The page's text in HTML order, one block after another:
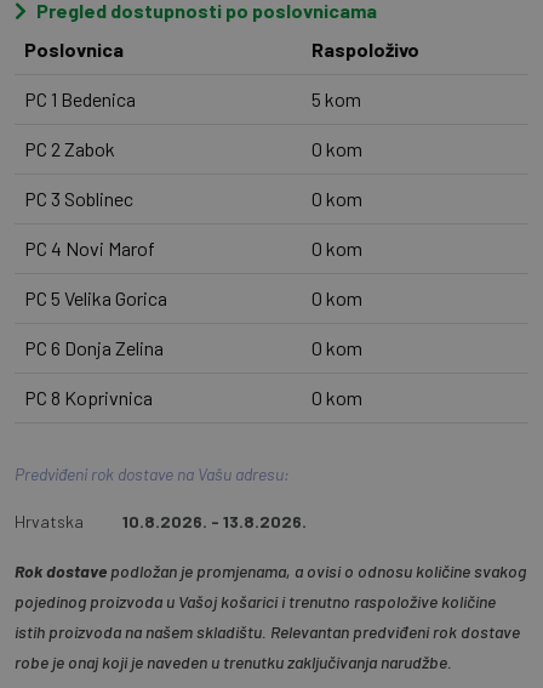
Pregled dostupnosti po poslovnicama
Poslovnica
Raspoloživo
PC 1 Bedenica 5 kom
PC 2 Zabok 0 kom
PC 3 Soblinec 0 kom
PC 4 Novi Marof 0 kom
PC 5 Velika Gorica 0 kom
PC 6 Donja Zelina 0 kom
PC 8 Koprivnica 0 kom
Predviđeni rok dostave na Vašu adresu:
Hrvatska 10.8.2026. - 13.8.2026.
Rok dostave podložan je promjenama, a ovisi o odnosu količine svakog
pojedinog proizvoda u Vašoj košarici i trenutno raspoložive količine
istih proizvoda na našem skladištu. Relevantan predviđeni rok dostave
robe je onaj koji je naveden u trenutku zaključivanja narudžbe.